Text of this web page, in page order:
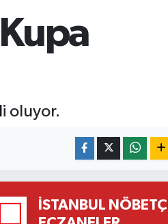
oluyor.
İSTANBUL NÖBETÇI